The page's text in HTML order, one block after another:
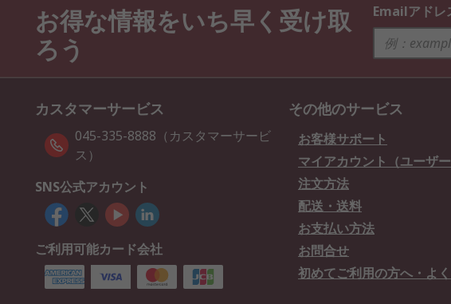
お得な情報をいち早く受け取
ろう
Emailアドレ
カスタマーサービス
045-335-8888（カスタマーサービ
ス）
SNS公式アカウント
ご利用可能カード会社
その他のサービス
お客様サポート
マイアカウント（ユーザ
注文方法
配送・送料
お支払い方法
お問合せ
初めてご利用の方へ・よ